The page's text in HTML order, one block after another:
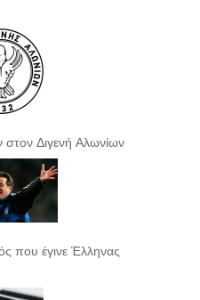
στον Διγενή Αλωνίων
που έγινε Έλληνας